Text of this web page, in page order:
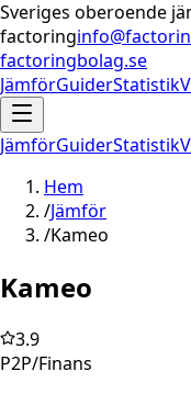
Sveriges oberoende
factoring
factoringbolag.se
JämförGuiderStatistik
JämförGuiderStatistik
Hem
/Jämför
/Kameo
Kameo
3.9
P2P/Finans